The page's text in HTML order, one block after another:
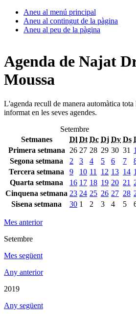
Aneu al menú principal
Aneu al contingut de la pàgina
Aneu al peu de la pàgina
Agenda de Najat
Moussa
L'agenda recull de manera automàtica
informat en les seves agendes.
Setembre
Setmanes
Dl Dt Dc Dj Dv Ds
Primera setmana
26 27 28 29 30 31 1
Segona setmana
2 3 4 5 6 7
Tercera setmana
9 10 11 12 13 14
Quarta setmana
16 17 18 19 20 21
Cinquena setmana 23 24 25 26 27 28
Sisena setmana
30 1 2 3 4 5
Mes anterior
Setembre
Mes següent
Any anterior
2019
Any següent